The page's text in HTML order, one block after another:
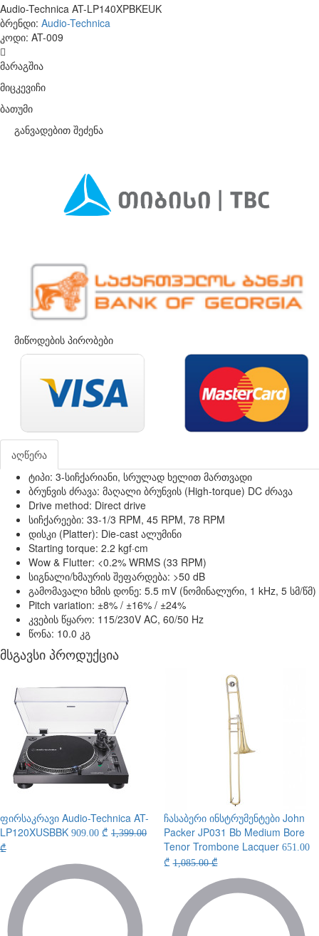
Audio-Technica AT-LP140XPBKEUK
ბრენდი: Audio-Technica
კოდი: AT-009
მარაგშია
მიცკევიჩი
ბათუმი
განვადებით შეძენა
მიწოდების პირობები
აღწერა
ტიპი: 3-სიჩქარიანი, სრულად ხელით მართვადი
ბრუნვის ძრავა: მაღალი ბრუნვის (High-torque) DC ძრავა
Drive method: Direct drive
სიჩქარეები: 33-1/3 RPM, 45 RPM, 78 RPM
დისკი (Platter): Die-cast ალუმინი
Starting torque: 2.2 kgf·cm
Wow & Flutter: <0.2% WRMS (33 RPM)
სიგნალი/ხმაურის შეფარდება: >50 dB
გამომავალი ხმის დონე: 5.5 mV (ნომინალური, 1 kHz, 5 სმ/წმ)
Pitch variation: ±8% / ±16% / ±24%
კვების წყარო: 115/230V AC, 60/50 Hz
წონა: 10.0 კგ
მსგავსი პროდუქცია
ფირსაკრავი Audio-Technica AT-
LP120XUSBBK 909.00 ₾ 1,399.00
₾
ჩასაბერი ინსტრუმენტები John
Packer JP031 Bb Medium Bore
Tenor Trombone Lacquer 651.00
₾1,085.00 ₾